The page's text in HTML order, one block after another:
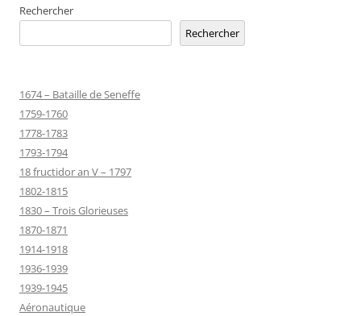
Rechercher
Rechercher
1674 – Bataille de Seneffe
1759-1760
1778-1783
1793-1794
18 fructidor an V – 1797
1802-1815
1830 – Trois Glorieuses
1870-1871
1914-1918
1936-1939
1939-1945
Aéronautique